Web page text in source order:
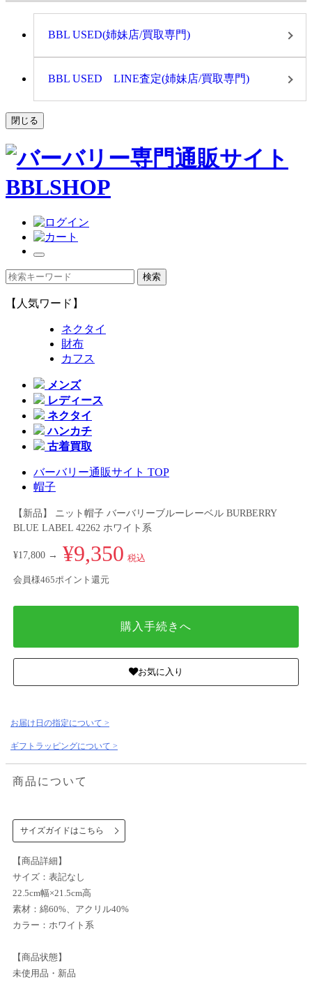
BBL USED(姉妹店/買取専門)
BBL USED LINE査定(姉妹店/買取専門)
閉じる
【人気ワード】
ネクタイ
財布
カフス
メンズ
レディース
ネクタイ
ハンカチ
古着買取
バーバリー通販サイト TOP
帽子
【新品】 ニット帽子 バーバリーブルーレーベル BURBERRY
BLUE LABEL 42262 ホワイト系
¥17,800 → ¥9,350 税込
会員様465ポイント還元
購入手続きへ
お気に入り
お届け日の指定について >
ギフトラッピングについて >
商品について
サイズガイドはこちら
【商品詳細】
サイズ：表記なし
22.5cm幅×21.5cm高
素材：綿60%、アクリル40%
カラー：ホワイト系
【商品状態】
未使用品・新品